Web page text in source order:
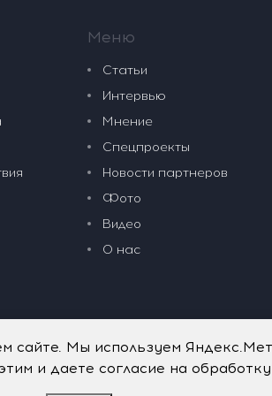
Меню
Статьи
Интервью
Мнение
Спецпроекты
Новости партнеров
Фото
Видео
О нас
Мы используем
и даете согласие на